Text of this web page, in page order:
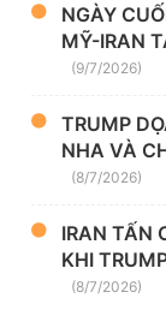
NGÀY
MỸ-IRAN
(9/7/2026)
TRUMP
NHA VÀ
(8/7/2026)
IRAN TẤN
KHI
(8/7/2026)